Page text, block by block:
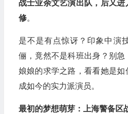
战士业余文艺演出队，后又
修。
是不是有点惊讶？印象中演
俪，竟然不是科班出身？别急
娘娘的求学之路，看看她是
成如今的实力派演员。
最初的梦想萌芽：上海警备区